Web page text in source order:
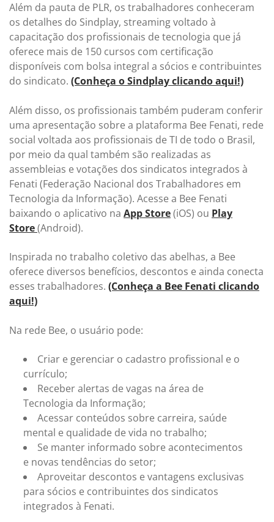
Além da pauta de PLR, os trabalhadores conheceram
os detalhes do Sindplay, streaming voltado à
capacitação dos profissionais de tecnologia que já
oferece mais de 150 cursos com certificação
disponíveis com bolsa integral a sócios e contribuintes
do sindicato. (Conheça o Sindplay clicando aqui!)
Além disso, os profissionais também puderam conferir
uma apresentação sobre a plataforma Bee Fenati, rede
social voltada aos profissionais de TI de todo o Brasil,
por meio da qual também são realizadas as
assembleias e votações dos sindicatos integrados à
Fenati (Federação Nacional dos Trabalhadores em
Tecnologia da Informação). Acesse a Bee Fenati
baixando o aplicativo na App Store(iOS) ou Play
Store(Android).
Inspirada no trabalho coletivo das abelhas, a Bee
oferece diversos benefícios, descontos e ainda conecta
esses trabalhadores. (Conheça a Bee Fenati clicando
aqui!)
Na rede Bee, o usuário pode:
Criar e gerenciar o cadastro profissional e o
currículo;
Receber alertas de vagas na área de
Tecnologia da Informação;
Acessar conteúdos sobre carreira, saúde
mental e qualidade de vida no trabalho;
Se manter informado sobre acontecimentos
e novas tendências do setor;
Aproveitar descontos e vantagens exclusivas
para sócios e contribuintes dos sindicatos
integrados à Fenati.